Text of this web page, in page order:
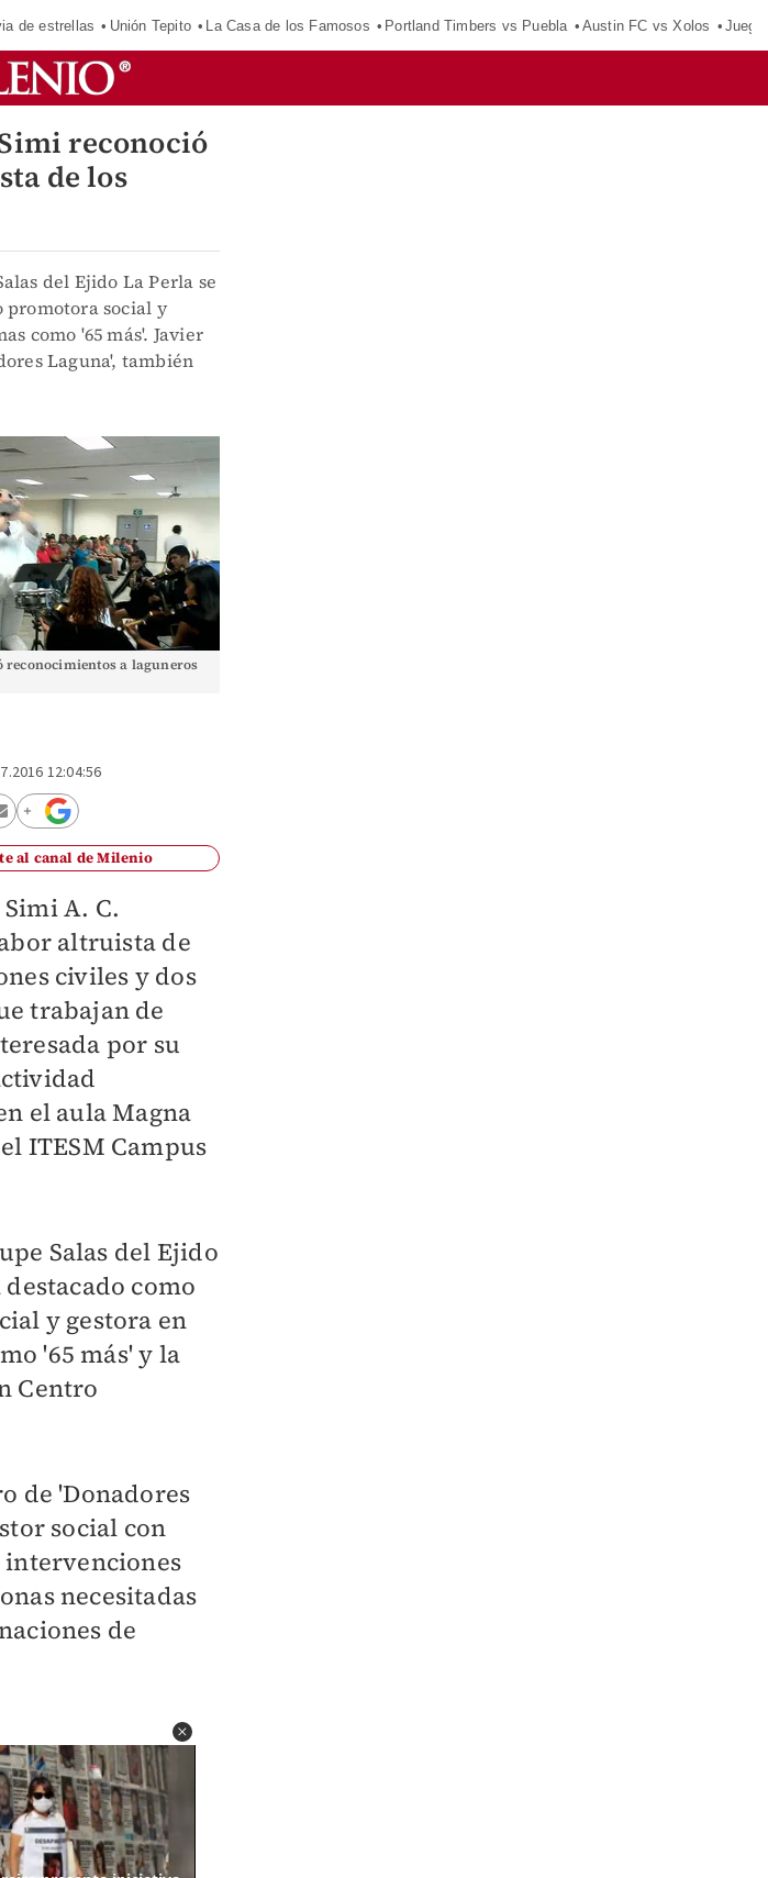
de estrellas Unión Tepito La Casa de los Famosos Portland Timbers vs Puebla Austin FC vs Xolos
reconoció
de los
del Ejido La Perla se
promotora social y
como '65 más'. Javier
Laguna', también
reconocimientos a laguneros
12:04:56
al canal de Milenio
A. C.
altruista de
civiles y dos
trabajan de
por su
el aula Magna
ITESM Campus
Salas del Ejido
destacado como
y gestora en
'65 más' y la
Centro
de 'Donadores
social con
intervenciones
necesitadas
de